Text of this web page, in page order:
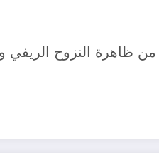
النزوح الريفي